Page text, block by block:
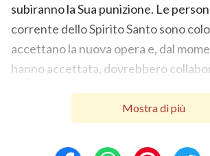
subiranno la Sua punizione. Le
corrente dello Spirito Santo sono
accettano la nuova opera e, dal
hanno accettata, dovrebbero
non adempiono al proprio dovere.
richiesta di Dio all’uomo. Non è così
non accettano la nuova opera: essi
Mostra di più